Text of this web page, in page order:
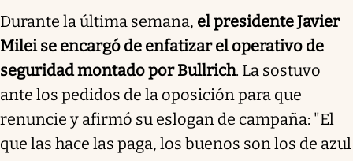
Durante la última semana, el presidente Javier
Milei se encargó de enfatizar el operativo de
seguridad montado por Bullrich. La sostuvo
ante los pedidos de la oposición para que
renuncie y afirmó su eslogan de campaña: "El
que las hace las paga, los buenos son los de azul